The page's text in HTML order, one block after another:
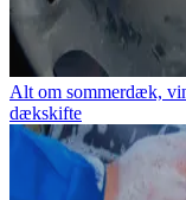
Alt om sommerdæk,
dækskifte